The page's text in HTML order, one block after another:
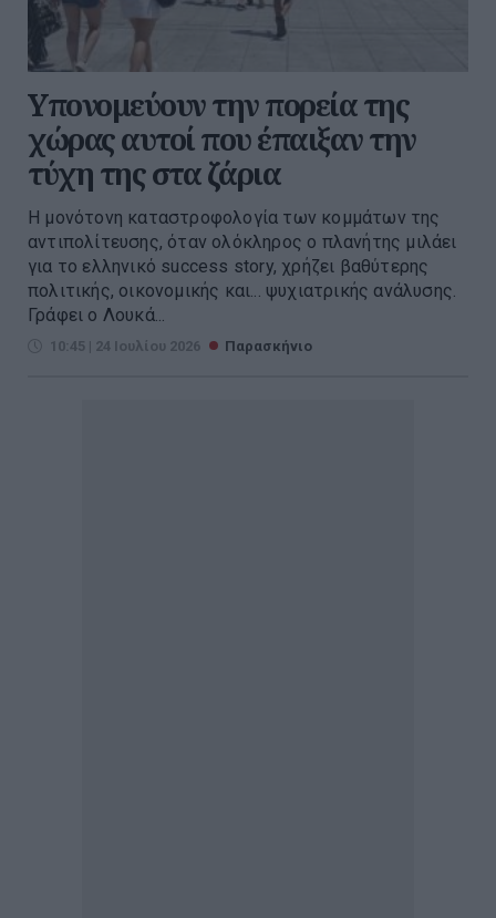
Υπονομεύουν την πορεία της
χώρας αυτοί που έπαιξαν την
τύχη της στα ζάρια
Η μονότονη καταστροφολογία των κομμάτων της
αντιπολίτευσης, όταν ολόκληρος ο πλανήτης μιλάει
για το ελληνικό success story, χρήζει βαθύτερης
πολιτικής, οικονομικής και... ψυχιατρικής ανάλυσης.
Γράφει ο Λουκά...
10:45 | 24 Ιουλίου 2026 Παρασκήνιο